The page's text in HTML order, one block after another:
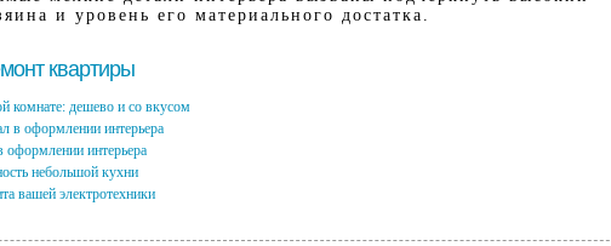
и уровень его материального достатка.
квартиры
комнате: дешево и со вкусом
в оформлении интерьера
интерьера
небольшой кухни
вашей электротехники